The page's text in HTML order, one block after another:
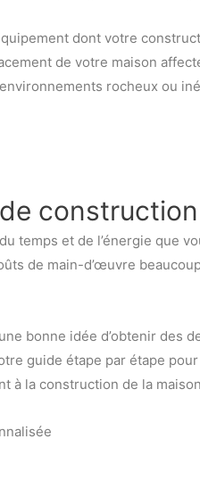
dont votre
de votre maison
rocheux ou
construction
temps et de l’énergie que
de main-d’œuvre
bonne idée d’obtenir des
guide étape par étape
à la construction de la